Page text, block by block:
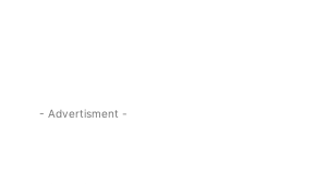
- Advertisment -